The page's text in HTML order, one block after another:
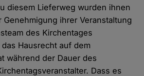
diesem Lieferweg wurden ihnen
ihrer Veranstaltung
des Kirchentages
Hausrecht auf dem
während der Dauer des
Dass es